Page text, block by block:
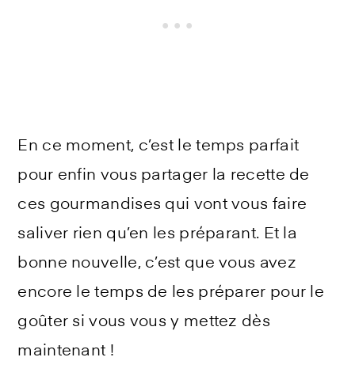
En ce moment, c’est le temps parfait
pour enfin vous partager la recette de
ces gourmandises qui vont vous faire
saliver rien qu’en les préparant. Et la
bonne nouvelle, c’est que vous avez
encore le temps de les préparer pour le
goûter si vous vous y mettez dès
maintenant !